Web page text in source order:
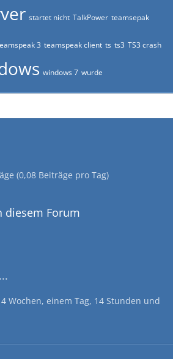
startet nicht TalkPower teamsepak
3 teamspeak client ts ts3 TS3 crash
windows 7 wurde
(0,08 Beiträge pro Tag)
diesem Forum
Wochen, einem Tag, 14 Stunden und